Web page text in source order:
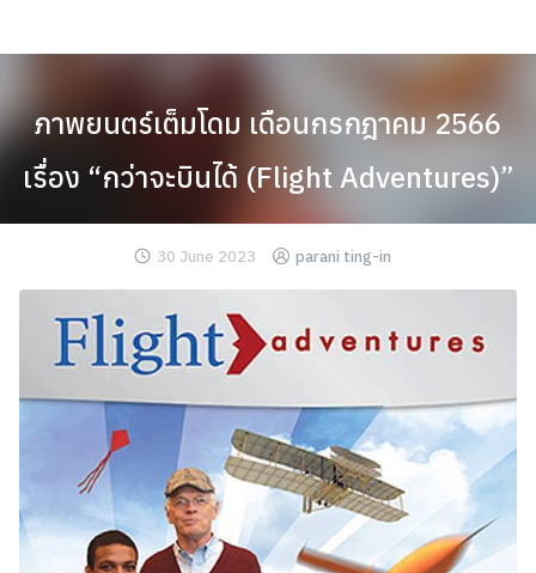
to
ภาพยนตร์เต็มโดม เดือนกรกฎาคม 2566
เรื่อง “กว่าจะบินได้ (Flight Adventures)”
30 June 2023 parani ting-in